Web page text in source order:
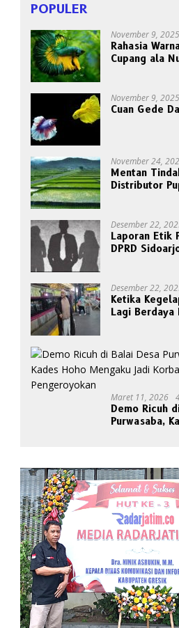
POPULER
November 9, 2025
Rahasia
Cupang ala
November 9, 2025
Cuan Gede
November 24,
Mentan
Distributor
Desember 22,
Laporan Etik
DPRD
Desember 22,
Ketika
Lagi Berdaya
Maret 11, 2026
Demo Ricuh
Purwasaba,